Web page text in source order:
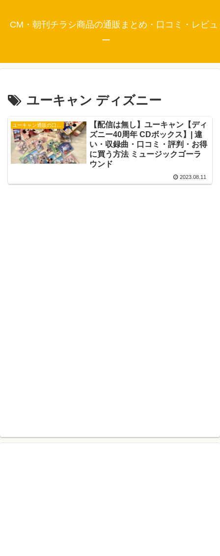
CM・朝刊チラシ商品の通販まとめ・口コミ・レビュ
ー
ユーキャン ディズニー
【配信は無し】ユーキャン【ディ
ズニー40周年 CDボックス】| 違
い・収録曲・口コミ・評判・お得
に買う方法 ミュージックゴーラ
ウンド
2023.08.11